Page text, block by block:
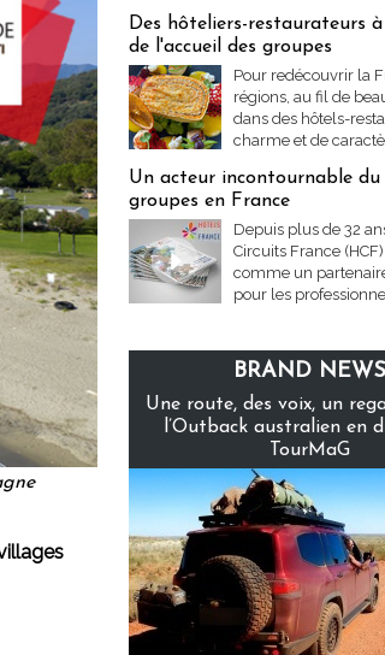
Des hôteliers-restaurateurs
de l'accueil des groupes
Pour redécouvrir la
régions, au fil de
dans des hôtels-
charme et de
Un acteur incontournable
groupes en France
Depuis plus de 32
Circuits France (HCF)
comme un
pour les
BRAND NEWS
Une route, des voix, un
l’Outback australien en
TourMaG